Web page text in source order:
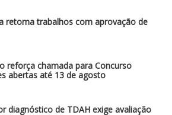
retoma trabalhos com aprovação de
reforça chamada para Concurso
abertas até 13 de agosto
diagnóstico de TDAH exige avaliação